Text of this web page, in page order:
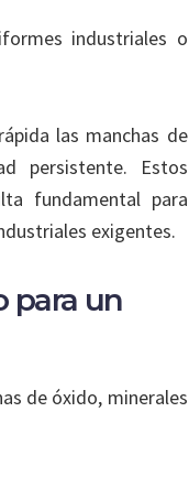
industriales o
las manchas de
persistente. Estos
fundamental para
exigentes.
para un
de óxido, minerales